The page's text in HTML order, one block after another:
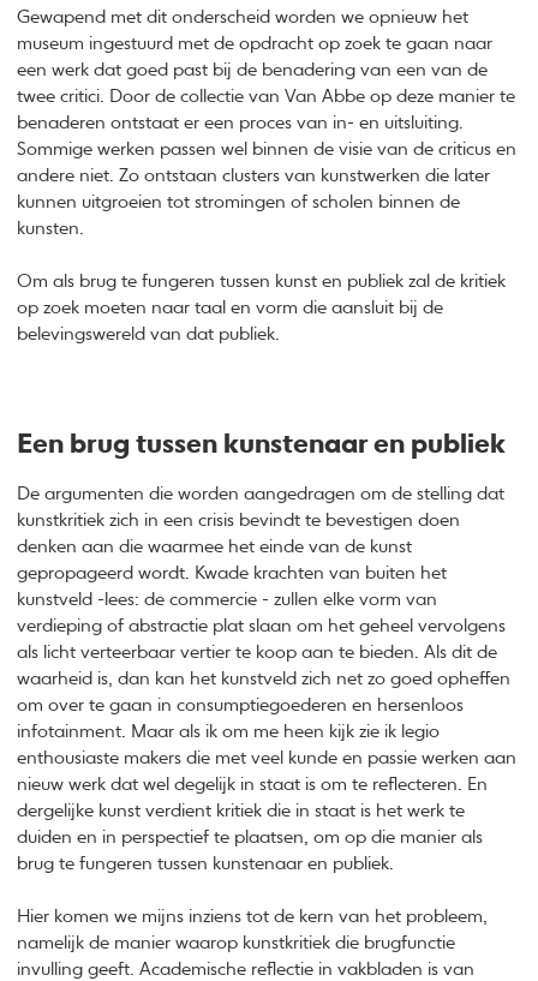
Gewapend met dit onderscheid worden we opnieuw het
museum ingestuurd met de opdracht op zoek te gaan naar
een werk dat goed past bij de benadering van een van de
twee critici. Door de collectie van Van Abbe op deze manier te
benaderen ontstaat er een proces van in- en uitsluiting.
Sommige werken passen wel binnen de visie van de criticus en
andere niet. Zo ontstaan clusters van kunstwerken die later
kunnen uitgroeien tot stromingen of scholen binnen de
kunsten.
Om als brug te fungeren tussen kunst en publiek zal de kritiek
op zoek moeten naar taal en vorm die aansluit bij de
belevingswereld van dat publiek.
Een brug tussen kunstenaar en publiek
De argumenten die worden aangedragen om de stelling dat
kunstkritiek zich in een crisis bevindt te bevestigen doen
denken aan die waarmee het einde van de kunst
gepropageerd wordt. Kwade krachten van buiten het
kunstveld -lees: de commercie - zullen elke vorm van
verdieping of abstractie plat slaan om het geheel vervolgens
als licht verteerbaar vertier te koop aan te bieden. Als dit de
waarheid is, dan kan het kunstveld zich net zo goed opheffen
om over te gaan in consumptiegoederen en hersenloos
infotainment. Maar als ik om me heen kijk zie ik legio
enthousiaste makers die met veel kunde en passie werken aan
nieuw werk dat wel degelijk in staat is om te reflecteren. En
dergelijke kunst verdient kritiek die in staat is het werk te
duiden en in perspectief te plaatsen, om op die manier als
brug te fungeren tussen kunstenaar en publiek.
Hier komen we mijns inziens tot de kern van het probleem,
namelijk de manier waarop kunstkritiek die brugfunctie
invulling geeft. Academische reflectie in vakbladen is van